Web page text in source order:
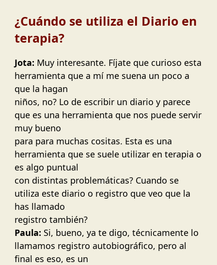
¿Cuándo se utiliza el Diario en
terapia?
Jota: Muy interesante. Fíjate que curioso esta
herramienta que a mí me suena un poco a
que la hagan
niños, no? Lo de escribir un diario y parece
que es una herramienta que nos puede servir
muy bueno
para para muchas cositas. Esta es una
herramienta que se suele utilizar en terapia o
es algo puntual
con distintas problemáticas? Cuando se
utiliza este diario o registro que veo que la
has llamado
registro también?
Paula: Si, bueno, ya te digo, técnicamente lo
llamamos registro autobiográfico, pero al
final es eso, es un